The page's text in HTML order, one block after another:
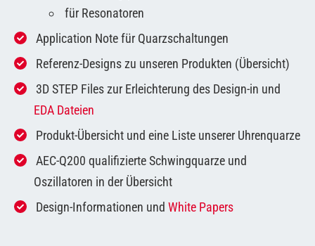
für Resonatoren
Application Note für Quarzschaltungen
Referenz-Designs zu unseren Produkten (Übersicht)
3D STEP Files zur Erleichterung des Design-in und
EDA Dateien
Produkt-Übersicht und eine Liste unserer Uhrenquarze
AEC-Q200 qualifizierte Schwingquarze und
Oszillatoren in der Übersicht
Design-Informationen und White Papers